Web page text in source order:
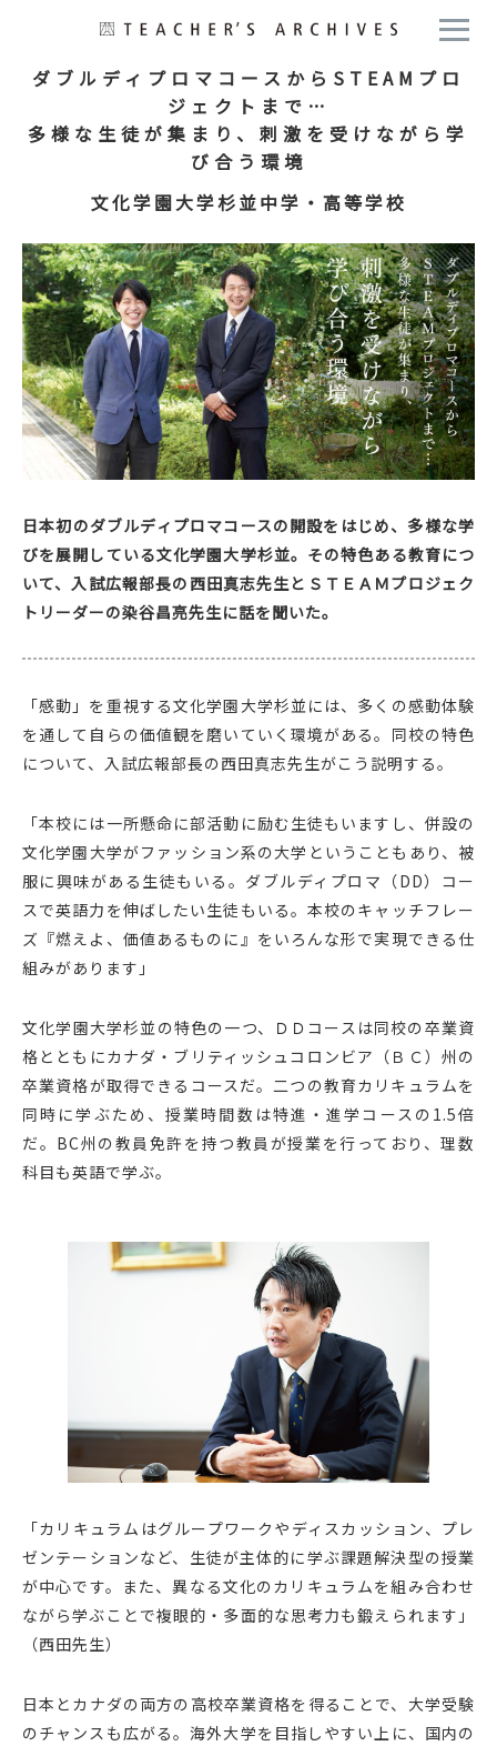
ダブルディプロマコースからSTEAMプロ
ジェクトまで…
多様な生徒が集まり、刺激を受けながら学
び合う環境
文化学園大学杉並中学・高等学校
日本初のダブルディプロマコースの開設をはじめ、多様な学
びを展開している文化学園大学杉並。その特色ある教育につ
いて、入試広報部長の西田真志先生とＳＴＥＡＭプロジェク
トリーダーの染谷昌亮先生に話を聞いた。
「感動」を重視する文化学園大学杉並には、多くの感動体験
を通して自らの価値観を磨いていく環境がある。同校の特色
について、入試広報部長の西田真志先生がこう説明する。
「本校には一所懸命に部活動に励む生徒もいますし、併設の
文化学園大学がファッション系の大学ということもあり、被
服に興味がある生徒もいる。ダブルディプロマ（DD）コー
スで英語力を伸ばしたい生徒もいる。本校のキャッチフレー
ズ『燃えよ、価値あるものに』をいろんな形で実現できる仕
組みがあります」
文化学園大学杉並の特色の一つ、ＤＤコースは同校の卒業資
格とともにカナダ・ブリティッシュコロンビア（ＢＣ）州の
卒業資格が取得できるコースだ。二つの教育カリキュラムを
同時に学ぶため、授業時間数は特進・進学コースの1.5倍
だ。BC州の教員免許を持つ教員が授業を行っており、理数
科目も英語で学ぶ。
「カリキュラムはグループワークやディスカッション、プレ
ゼンテーションなど、生徒が主体的に学ぶ課題解決型の授業
が中心です。また、異なる文化のカリキュラムを組み合わせ
ながら学ぶことで複眼的・多面的な思考力も鍛えられます」
（西田先生）
日本とカナダの両方の高校卒業資格を得ることで、大学受験
のチャンスも広がる。海外大学を目指しやすい上に、国内の